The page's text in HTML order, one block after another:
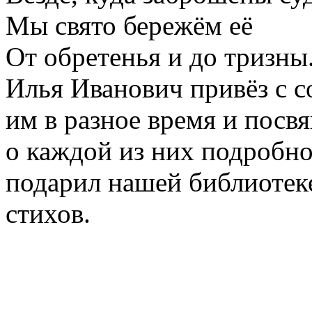
Мы свято бережём её
От обретенья и до
Илья Иванович привёз с
им в разное время и
о каждой из них
подарил нашей
стихов.